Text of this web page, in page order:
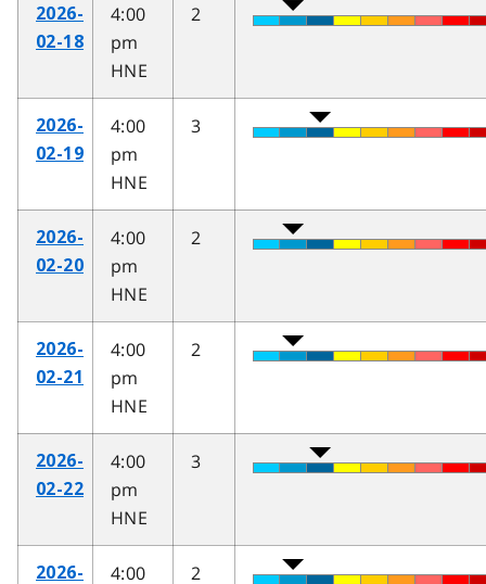
2026-
02-18
4:00
pm
HNE
2
2026-
02-19
4:00
pm
HNE
3
2026-
02-20
4:00
pm
HNE
2
2026-
02-21
4:00
pm
HNE
2
2026-
02-22
4:00
pm
HNE
3
2026-
4:00
2